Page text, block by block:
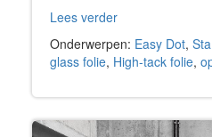
Lees verder
Onderwerpen: Easy Dot,
glass folie, High-tack folie,